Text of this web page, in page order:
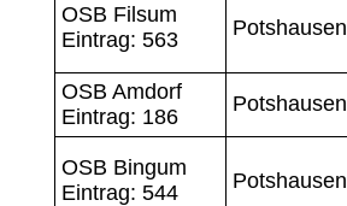
OSB Filsum
Eintrag: 563
Potshausen
OSB Amdorf
Eintrag: 186
Potshausen
OSB Bingum
Eintrag: 544
Potshausen